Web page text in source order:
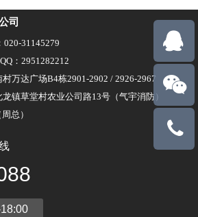
司
020-31145279
：2951282212
万达广场B4栋2901-2902 / 2926-2967
镇草堂村农业公司路13号（气宇消防）
总）